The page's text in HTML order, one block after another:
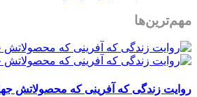
مهم‌ترین‌ها
روایت زندگی که آفرینی که محصولاتش